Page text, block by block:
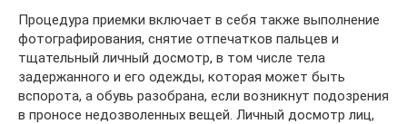
Процедура приемки включает в себя также выполнение
фотографирования, снятие отпечатков пальцев и
тщательный личный досмотр, в том числе тела
задержанного и его одежды, которая может быть
вспорота, а обувь разобрана, если возникнут подозрения
в проносе недозволенных вещей. Личный досмотр лиц,